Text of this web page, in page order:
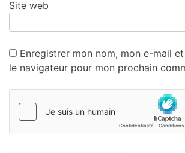
Site web
Enregistrer mon nom, mon e-mail
le navigateur pour mon prochain